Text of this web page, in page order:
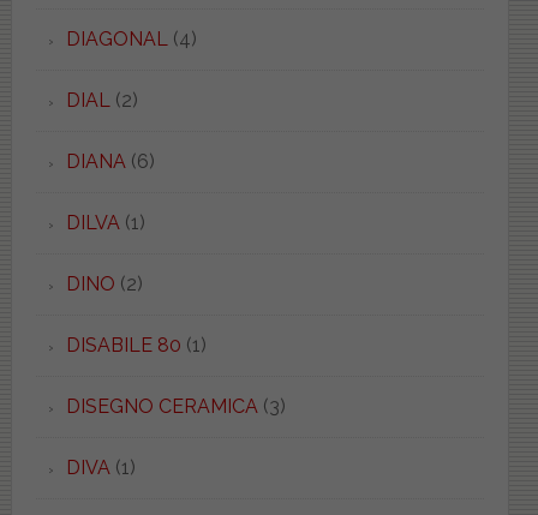
DIAGONAL (4)
DIAL (2)
DIANA (6)
DILVA (1)
DINO (2)
DISABILE 80 (1)
DISEGNO CERAMICA (3)
DIVA (1)